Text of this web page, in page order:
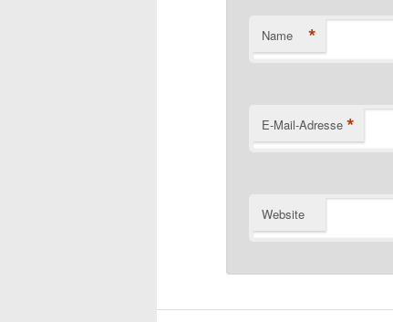
Name *
E-Mail-Adresse *
Website